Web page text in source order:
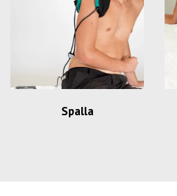
Spalla